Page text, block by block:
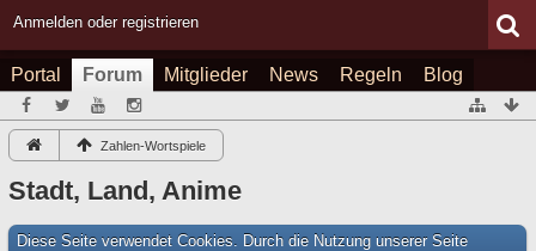
Anmelden oder registrieren
Portal Forum Mitglieder News Regeln Blog
Zahlen-Wortspiele
Stadt, Land, Anime
Diese Seite verwendet Cookies. Durch die Nutzung unserer Seite